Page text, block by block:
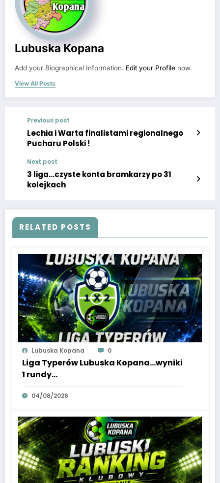
Lubuska Kopana
Add your Biographical Information. Edit your Profile now.
View All Posts
Previous post
Lechia i Warta finalistami regionalnego
Pucharu Polski !
Next post
3 liga…czyste konta bramkarzy po 31
kolejkach
RELATED POSTS
Lubuska Kopana 0
Liga Typerów Lubuska Kopana…wyniki
1 rundy…
04/08/2026